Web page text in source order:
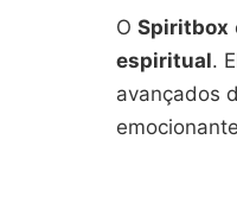
O Spiritbox
espiritual.
avançados